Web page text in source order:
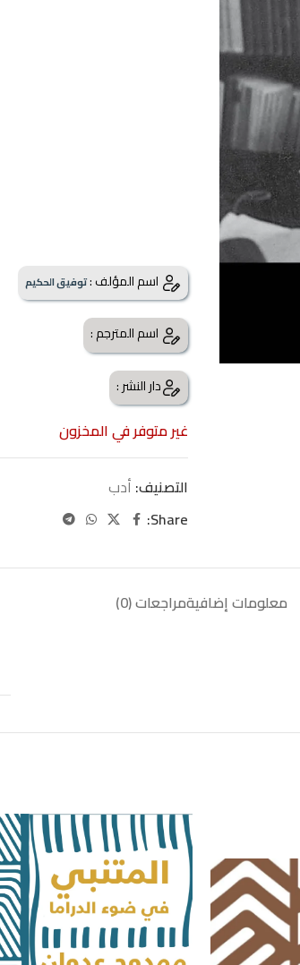
اسم المؤلف :توفيق الحكيم
اسم المترجم :
دار النشر :
غير متوفر في المخزون
التصنيف: أدب
Share:
معلومات إضافيةمراجعات (0)